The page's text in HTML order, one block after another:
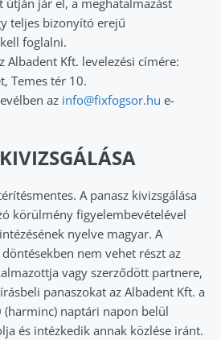
teljes bizonyító erejű
foglalni.
Albadent Kft. levelezési címére:
Temes tér 10.
az info@fixfogsor.hu e-
A panasz kivizsgálása
körülmény figyelembevételével
nyelve magyar. A
nem vehet részt az
vagy szerződött partnere,
panaszokat az Albadent Kft. a
(harminc) naptári napon belül
és intézkedik annak közlése iránt.